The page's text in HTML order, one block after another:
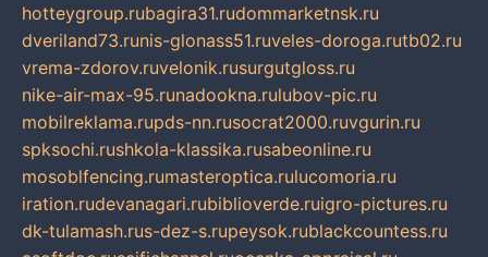
hotteygroup.rubagira31.rudommarketnsk.ru
dveriland73.runis-glonass51.ruveles-doroga.rutb02.ru
vrema-zdorov.ruvelonik.rusurgutgloss.ru
nike-air-max-95.runadookna.rulubov-pic.ru
mobilreklama.rupds-nn.rusocrat2000.ruvgurin.ru
spksochi.rushkola-klassika.rusabeonline.ru
mosoblfencing.rumasteroptica.rulucomoria.ru
iration.rudevanagari.rubiblioverde.ruigro-pictures.ru
dk-tulamash.rus-dez-s.rupeysok.rublackcountess.ru